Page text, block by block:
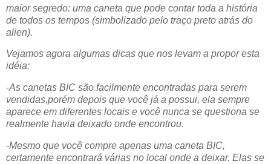
maior segredo: uma caneta que pode contar toda a história
de todos os tempos (simbolizado pelo traço preto atrás do
alien).
Vejamos agora algumas dicas que nos levam a propor esta
idéia:
-As canetas BIC são facilmente encontradas para serem
vendidas,porém depois que você já a possui, ela sempre
aparece em diferentes locais e você nunca se questiona se
realmente havia deixado onde encontrou.
-Mesmo que você compre apenas uma caneta BIC,
certamente encontrará várias no local onde a deixar. Elas se